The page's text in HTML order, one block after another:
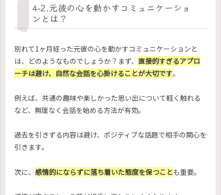
4-2.元彼の心を動かすコミュニケーショ
ンとは？
別れて1ヶ月経った元彼の心を動かすコミュニケーションと
は、どのようなものでしょうか？まず、 直接的すぎるアプロ
ーチは避け、自然な会話を心掛けることが大切です。
例えば、共通の趣味や楽しかった思い出について軽く触れる
など、無理なく会話を始める方法が有効。
過去を引きずる内容は避け、ポジティブな話題で相手の関心を
引きます。
次に、 感情的にならずに落ち着いた態度を保つことも重要。